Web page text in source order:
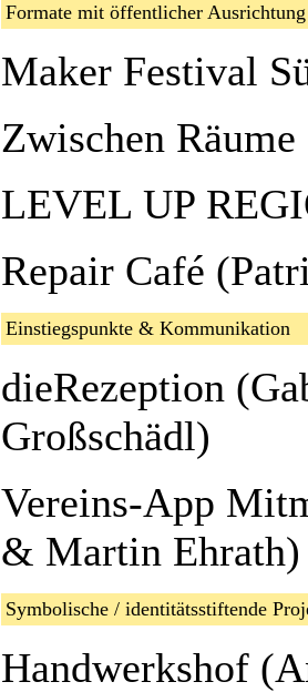
Formate mit öffentlicher Ausrichtung
Maker Festival
Zwischen
LEVEL UP
Repair Café
Einstiegspunkte & Kommunikation
dieRezeption
Großschädl)
Vereins‑App
& Martin Ehrath)
Symbolische / identitätsstiftende
Handwerkshof